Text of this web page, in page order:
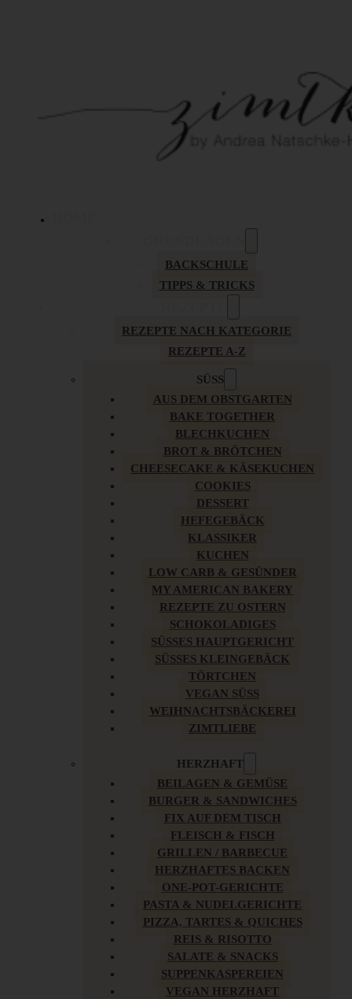
BACKSCHULE
TIPPS & TRICKS
REZEPTE NACH KATEGORIE
REZEPTE A-Z
SÜSS
AUS DEM OBSTGARTEN
BAKE TOGETHER
BLECHKUCHEN
BROT & BRÖTCHEN
CHEESECAKE & KÄSEKUCHEN
COOKIES
DESSERT
HEFEGEBÄCK
KLASSIKER
KUCHEN
LOW CARB & GESÜNDER
MY AMERICAN BAKERY
REZEPTE ZU OSTERN
SCHOKOLADIGES
SÜSSES HAUPTGERICHT
SÜSSES KLEINGEBÄCK
TÖRTCHEN
VEGAN SÜSS
WEIHNACHTSBÄCKEREI
ZIMTLIEBE
HERZHAFT
BEILAGEN & GEMÜSE
BURGER & SANDWICHES
FIX AUF DEM TISCH
FLEISCH & FISCH
GRILLEN / BARBECUE
HERZHAFTES BACKEN
ONE-POT-GERICHTE
PASTA & NUDELGERICHTE
PIZZA, TARTES & QUICHES
REIS & RISOTTO
SALATE & SNACKS
SUPPENKASPEREIEN
VEGAN HERZHAFT